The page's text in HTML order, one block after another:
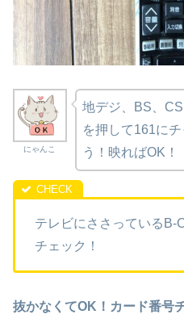
にゃんこ
地デジ、BS、
を押して161に
う！映ればOK！
テレビにささっているB-
チェック！
抜かなくてOK！カード番号